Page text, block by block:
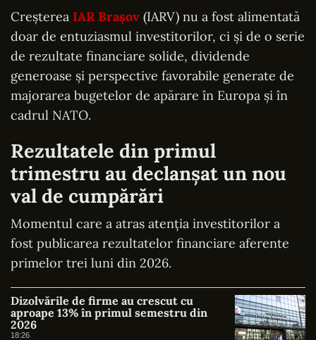
Creșterea IAR Brașov (IARV) nu a fost alimentată
doar de entuziasmul investitorilor, ci și de o serie
de rezultate financiare solide, dividende
generoase și perspective favorabile generate de
majorarea bugetelor de apărare în Europa și în
cadrul NATO.
Rezultatele din primul
trimestru au declanșat un nou
val de cumpărări
Momentul care a atras atenția investitorilor a
fost publicarea rezultatelor financiare aferente
primelor trei luni din 2026.
Dizolvările de firme au crescut cu
aproape 13% în primul semestru din
2026
18:26